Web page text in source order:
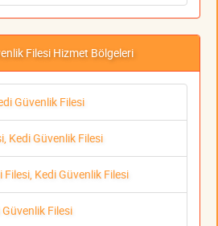
Filesi Hizmet Bölgeleri
Güvenlik Filesi
Kedi Güvenlik Filesi
Kedi Güvenlik Filesi
Güvenlik Filesi